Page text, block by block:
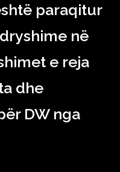
paraqitur
në
e reja
dhe
DW nga